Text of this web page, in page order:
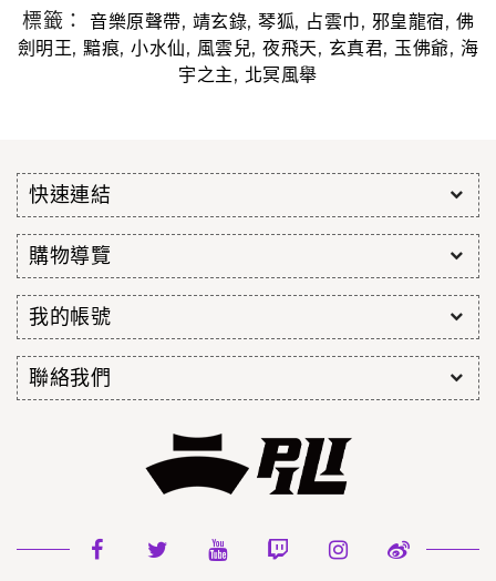
標籤： 音樂原聲帶, 靖玄錄, 琴狐, 占雲巾, 邪皇龍宿, 佛
劍明王,黯痕,小水仙, 風雲兒,夜飛天, 玄真君, 玉佛爺, 海
宇之主, 北冥風舉
快速連結
購物導覽
我的帳號
聯絡我們